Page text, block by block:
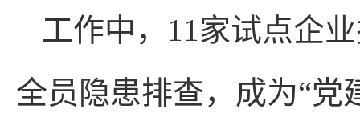
工作中，11家试点企
全员隐患排查，成为“党